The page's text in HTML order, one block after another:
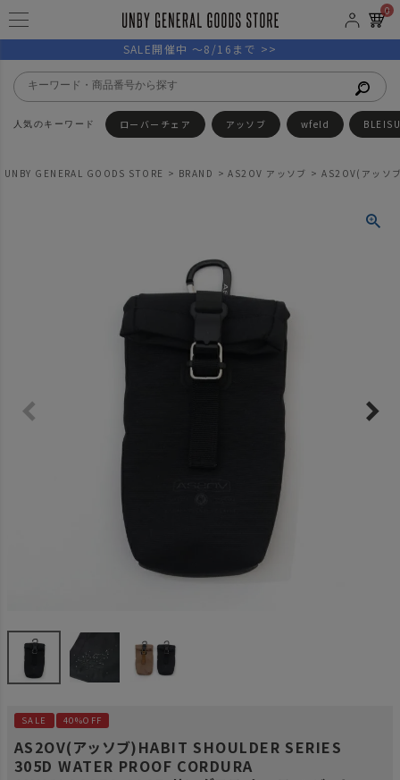
0
SALE開催中 ～8/16まで >>
ローバーチェア アッソブ wfeld
UNBY GENERAL GOODS STORE BRAND AS2OV アッソブ AS2OV(アッソ
SALE 40%OFF
AS2OV(アッソブ)HABIT SHOULDER SERIES
305D WATER PROOF CORDURA